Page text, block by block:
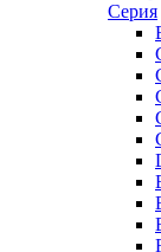
Серия